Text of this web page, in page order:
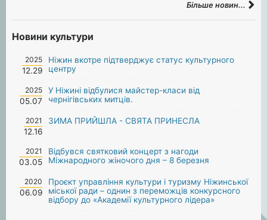
Більше новин...
Новини культури
2025
12.29
Ніжин вкотре підтверджує статус культурного
центру
2025
05.07
У Ніжині відбулися майстер-класи від
чернігівських митців.
2021
12.16
ЗИМА ПРИЙШЛА - СВЯТА ПРИНЕСЛА
2021
03.05
Відбувся святковий концерт з нагоди
Міжнародного жіночого дня – 8 березня
2020
06.09
Проєкт управління культури і туризму Ніжинської
міської ради – однин з переможців конкурсного
відбору до «Академії культурного лідера»